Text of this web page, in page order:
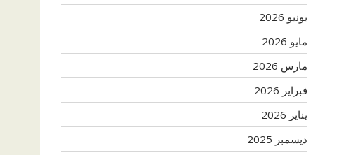
يونيو 2026
مايو 2026
مارس 2026
فبراير 2026
يناير 2026
ديسمبر 2025